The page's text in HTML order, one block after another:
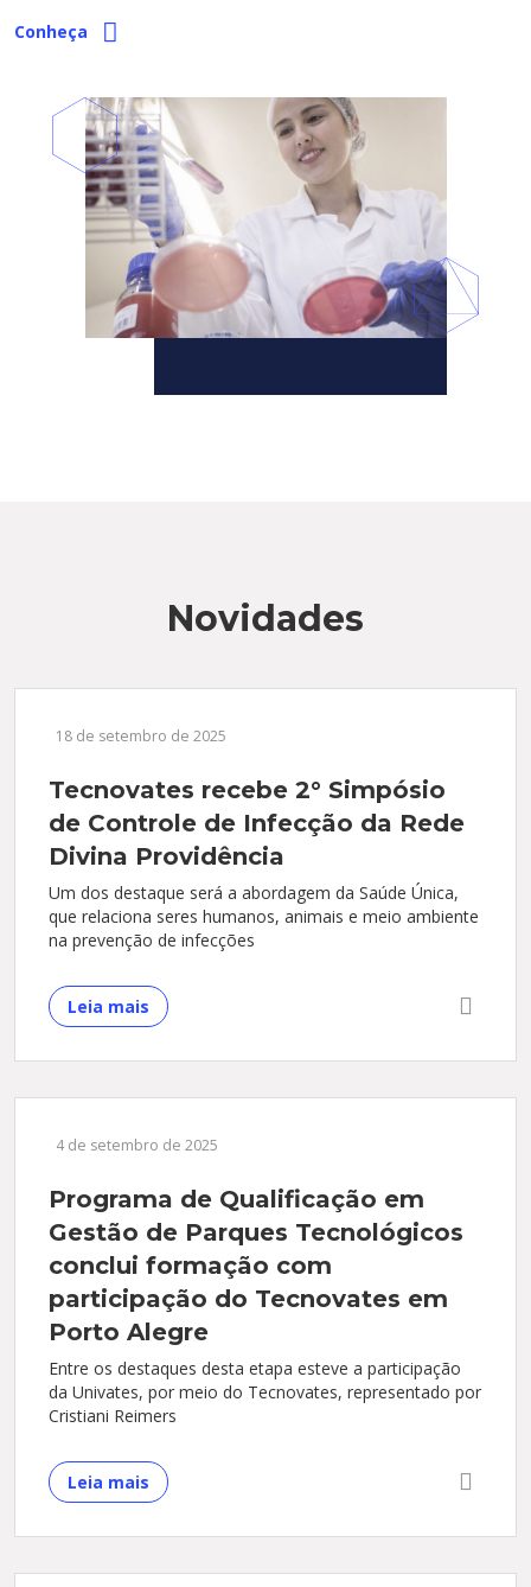
Conheça
Novidades
18 de setembro de 2025
Tecnovates recebe 2° Simpósio
de Controle de Infecção da Rede
Divina Providência
Um dos destaque será a abordagem da Saúde Única,
que relaciona seres humanos, animais e meio ambiente
na prevenção de infecções
Leia mais
4 de setembro de 2025
Programa de Qualificação em
Gestão de Parques Tecnológicos
conclui formação com
participação do Tecnovates em
Porto Alegre
Entre os destaques desta etapa esteve a participação
da Univates, por meio do Tecnovates, representado por
Cristiani Reimers
Leia mais